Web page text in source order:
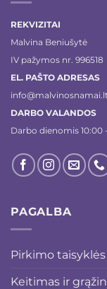
REKVIZITAI
Malvina Beniušytė
IV pažymos nr. 996518
EL. PAŠTO ADRESAS
DARBO VALANDOS
Darbo dienomis 10:00
PAGALBA
Pirkimo taisyklės
Keitimas ir